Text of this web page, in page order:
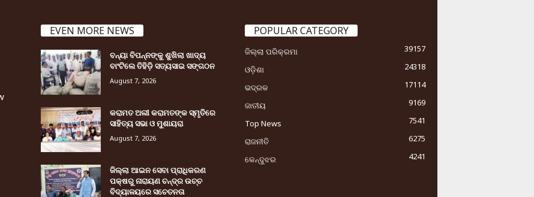
EVEN MORE NEWS
ବନ୍ୟା ବିପନ୍ନଙ୍କୁ ଶୁଖିଲା ଖାଦ୍ୟ
ବାଂଟିଲେ ତିହିଡି଼ ସତ୍ୟସାଇ ସଙ୍ଗଠନ
August 7, 2026
କରାମତ ଅଲୀ କରାମତଙ୍କ ସ୍ମୃତିରେ
ସାହିତ୍ୟ ସଭା ଓ ମୁଶାୟରା
August 7, 2026
ଜିଲ୍ଲା ଆଇନ ସେବା ପ୍ରାଧିକରଣ
ପକ୍ଷରୁ ନାରାୟଣ ଚନ୍ଦ୍ର ଉଚ୍ଚ
ବିଦ୍ୟାଳୟରେ ସଚେତନତା
POPULAR CATEGORY
ଜିଲ୍ଲା ପରିକ୍ରମା
39157
ଓଡ଼ିଶା
24318
ଭଦ୍ରକ
17114
ଜାତୀୟ
9169
Top News
7541
ରାଜନୀତି
6275
କେନ୍ଦୁଝର
4241